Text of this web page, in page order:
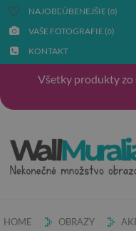
NAJOBĽÚBENEJŠIE (0)
VAŠE FOTOGRAFIE (0)
KONTAKT
Všetky produkty
HOME OBRAZY